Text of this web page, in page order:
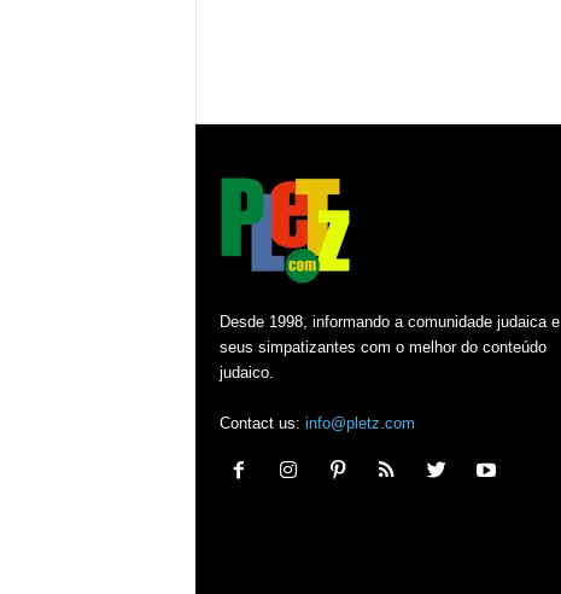
Desde 1998, informando a comunidade judaica e
seus simpatizantes com o melhor do conteúdo
judaico.
Contact us: info@pletz.com